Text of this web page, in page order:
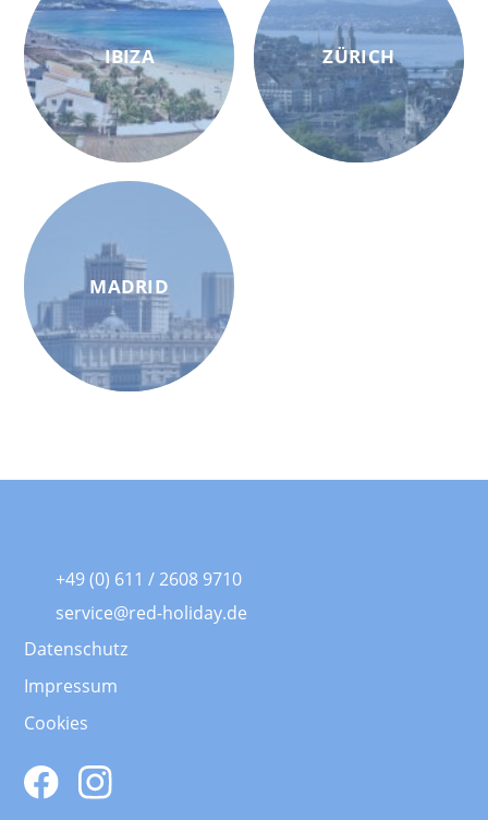
IBIZA
MADRID
ZÜRICH
+49 (0) 611 / 2608 9710
service@red-holiday.de
Datenschutz
Impressum
Cookies